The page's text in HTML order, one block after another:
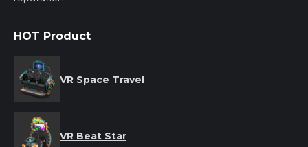
HOT Product
VR Space Travel
VR Beat Star